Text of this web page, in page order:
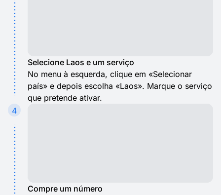
Selecione Laos e um serviço
No menu à esquerda, clique em «Selecionar
país» e depois escolha «Laos». Marque o serviço
que pretende ativar.
4
Compre um número